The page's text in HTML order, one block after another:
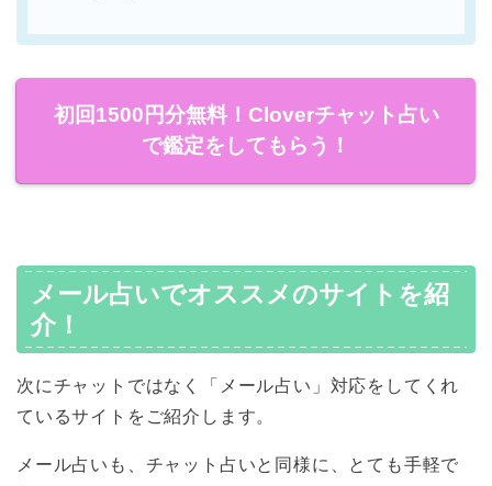
初回1500円分無料！Cloverチャット占い
で鑑定をしてもらう！
メール占いでオススメのサイトを紹
介！
次にチャットではなく「メール占い」対応をしてくれ
ているサイトをご紹介します。
メール占いも、チャット占いと同様に、とても手軽で